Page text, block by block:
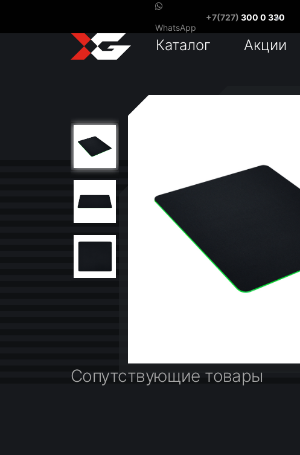
WhatsApp
+7(727) 300 0 330
Каталог Акции
Сопутствующие товары